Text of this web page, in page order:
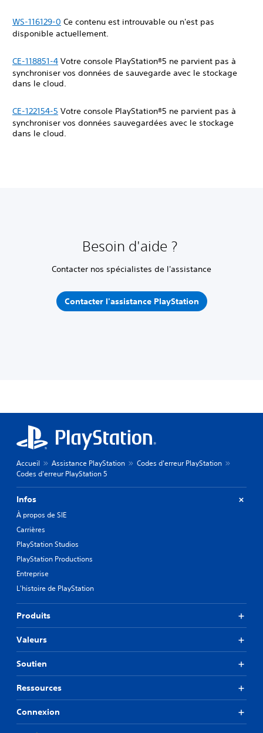
WS-116129-0 Ce contenu est introuvable ou n'est pas
disponible actuellement.
CE-118851-4 Votre console PlayStation®5 ne parvient pas à
synchroniser vos données de sauvegarde avec le stockage
dans le cloud.
CE-122154-5 Votre console PlayStation®5 ne parvient pas à
synchroniser vos données sauvegardées avec le stockage
dans le cloud.
Besoin d'aide ?
Contacter nos spécialistes de l'assistance
Contacter l'assistance PlayStation
Accueil Assistance PlayStation
Codes d'erreur PlayStation
Codes d'erreur PlayStation 5
Infos
À propos de SIE
Carrières
PlayStation Studios
PlayStation Productions
Entreprise
L'histoire de PlayStation
Produits
Valeurs
Soutien
Ressources
Connexion